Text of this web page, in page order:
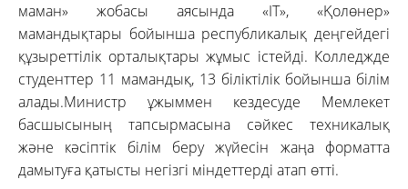
маман» жобасы аясында «IT», «Қолөнер»
мамандықтары бойынша республикалық деңгейдегі
құзыреттілік орталықтары жұмыс істейді. Колледжде
студенттер 11 мамандық, 13 біліктілік бойынша білім
алады.Министр ұжыммен кездесуде Мемлекет
басшысының тапсырмасына сәйкес техникалық
және кәсіптік білім беру жүйесін жаңа форматта
дамытуға қатысты негізгі міндеттерді атап өтті.